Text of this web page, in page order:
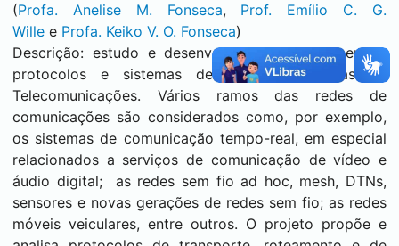
(Profa. Anelise M. Fonseca, Prof. Emílio C. G.
Wille e Profa. Keiko V. O. Fonseca)
Descrição: estudo e desenvolvimento de elementos,
protocolos e sistemas de Redes Avançadas de
Telecomunicações. Vários ramos das redes de
comunicações são considerados como, por exemplo,
os sistemas de comunicação tempo-real, em especial
relacionados a serviços de comunicação de vídeo e
áudio digital; as redes sem fio ad hoc, mesh, DTNs,
sensores e novas gerações de redes sem fio; as redes
móveis veiculares, entre outros. O projeto propõe e